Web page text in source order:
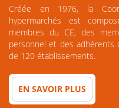
Créée en 1976, la
hypermarchés est
membres du CE, des
personnel et des adhérents
de 120 établissements.
EN SAVOIR PLUS